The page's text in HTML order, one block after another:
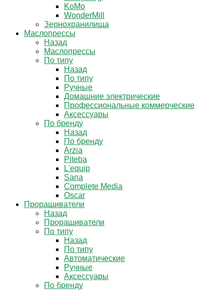
KoMo
WonderMill
Зернохранилища
Маслопрессы
Назад
Маслопрессы
По типу
Назад
По типу
Ручные
Домашние электрические
Профессиональные коммерческие
Аксессуары
По бренду
Назад
По бренду
Arzia
Piteba
L'equip
Sana
Complete Media
Oscar
Проращиватели
Назад
Проращиватели
По типу
Назад
По типу
Автоматические
Ручные
Аксессуары
По бренду